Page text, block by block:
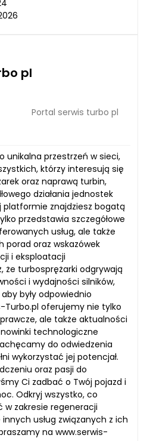
pl
Portal serwis turbo pl
unikalna przestrzeń w sieci,
którzy interesują się
oraz naprawą turbin,
działania jednostek
platformie znajdziesz bogatą
przedstawia szczegółowe
usług, ale także
oraz wskazówek
i eksploatacji
że turbosprężarki odgrywają
i wydajności silników,
były odpowiednio
Turbo.pl oferujemy nie tylko
ale także aktualności
technologiczne
do odwiedzenia
wykorzystać jej potencjał.
oraz pasji do
Ci zadbać o Twój pojazd i
Odkryj wszystko, co
zakresie regeneracji
usług związanych z ich
na www.serwis-